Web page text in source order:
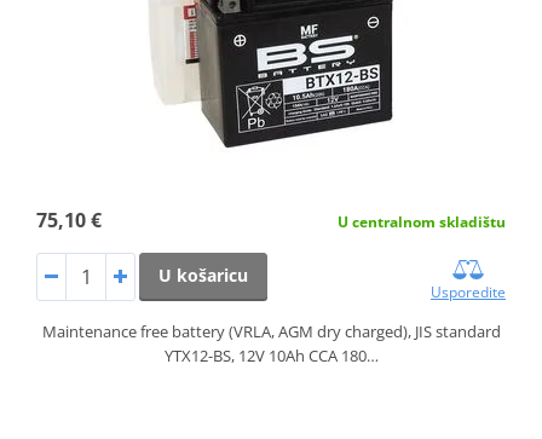
75,10 € U centralnom skladištu
U košaricu
Usporedite
Maintenance free battery (VRLA, AGM dry charged), JIS standard
YTX12-BS, 12V 10Ah CCA 180…